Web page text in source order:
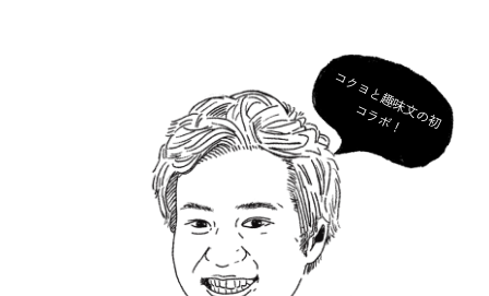
コ
ク
ヨ
と
趣
味
文
の
初
コ
ラ
ボ
！